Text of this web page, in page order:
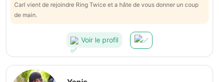
Carl vient de rejoindre Ring Twice et a hâte de vous donner un coup
de main.
Voir le profil